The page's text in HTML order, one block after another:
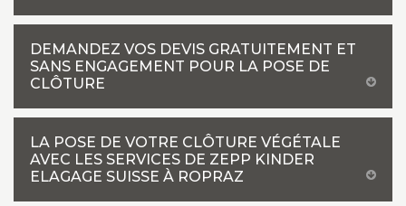
DEMANDEZ VOS DEVIS GRATUITEMENT ET
SANS ENGAGEMENT POUR LA POSE DE
CLÔTURE
LA POSE DE VOTRE CLÔTURE VÉGÉTALE
AVEC LES SERVICES DE ZEPP KINDER
ELAGAGE SUISSE À ROPRAZ